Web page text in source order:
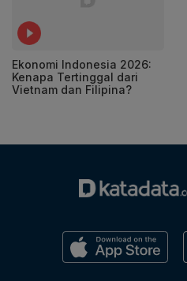
Ekonomi Indonesia 2026:
Kenapa Tertinggal dari
Vietnam dan Filipina?